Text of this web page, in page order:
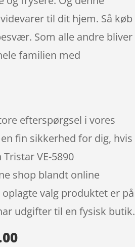
til dit hjem. Så køb
Som alle andre bliver
familien med
efterspørgsel i vores
fin sikkerhed for dig, hvis
VE-5890
shop blandt online
valg produktet er på
udgifter til en fysisk butik.